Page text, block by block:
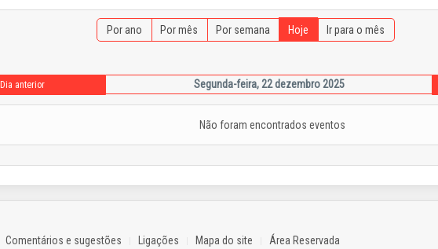
Por ano Por mês Por semana Hoje Ir para o mês
Dia anterior Segunda-feira, 22 dezembro 2025
Não foram encontrados eventos
Comentários e sugestões Ligações Mapa do site Área Reservada